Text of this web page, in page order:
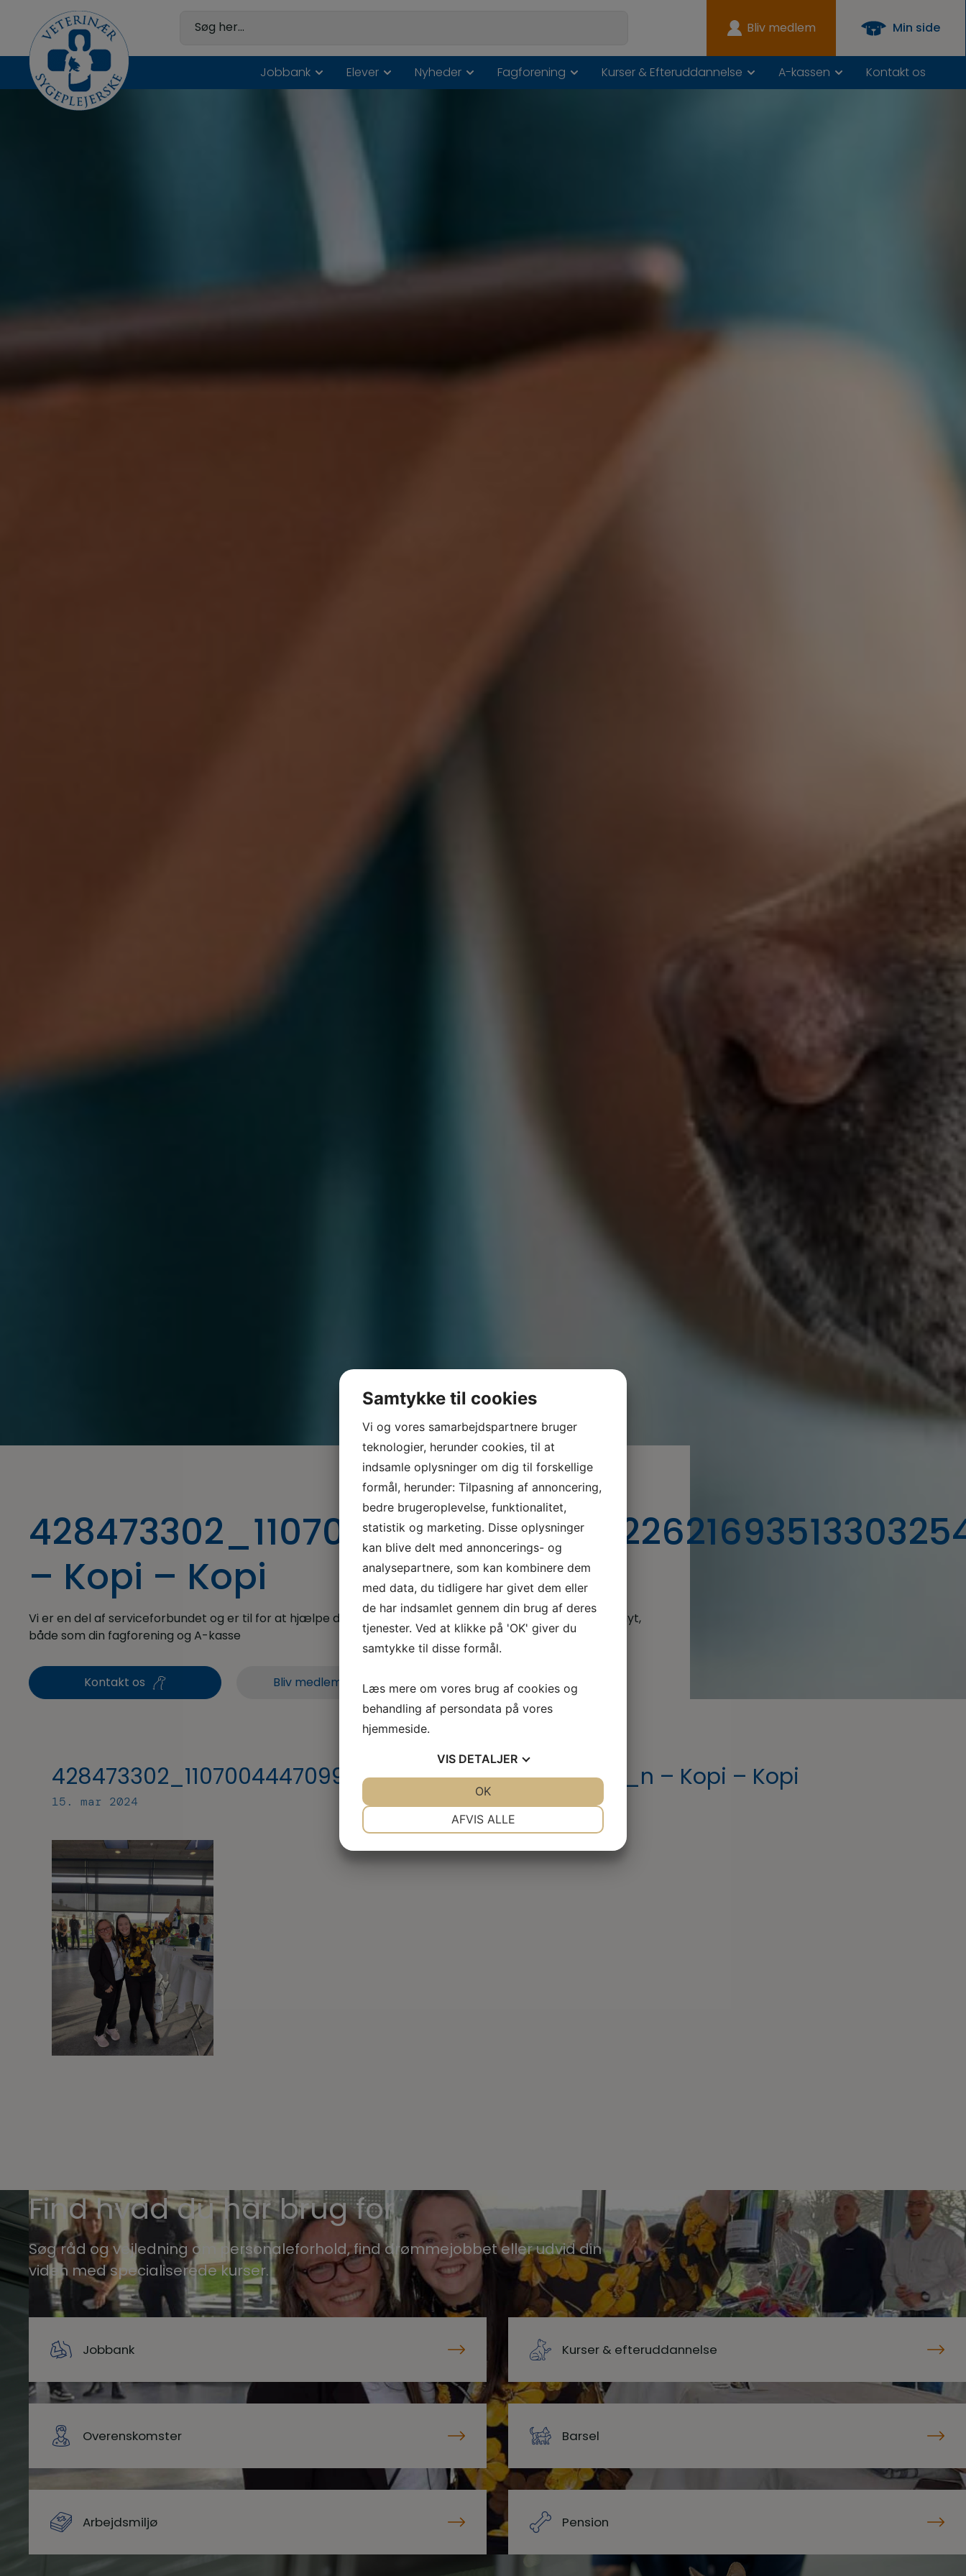
indholdet
Søg her... Bliv medlem Min side
Jobbank Elever Nyheder Fagforening Kurser & Efteruddannelse A-kassen Kontakt os
– Kopi – Kopi
Vi er en del af serviceforbundet og er til for at hjælpe dig når du er i tvivl, skal skal godt videre eller søger nyt,
både som din fagforening og A-kasse
Kontakt os Bliv medlem i dag
428473302_1107004447099523_226216935133032542_n – Kopi – Kopi
15. mar 2024
Find hvad du har brug for
Søg råd og vejledning om personaleforhold, find drømmejobbet eller udvid din
viden med specialiserede kurser.
Jobbank Kurser & efteruddannelse
Overenskomster Barsel
Arbejdsmiljø Pension
Samtykke til cookies
Vi og vores samarbejdspartnere bruger
teknologier, herunder cookies, til at
indsamle oplysninger om dig til forskellige
formål, herunder: Tilpasning af annoncering,
bedre brugeroplevelse, funktionalitet,
statistik og marketing. Disse oplysninger
kan blive delt med annoncerings- og
analysepartnere, som kan kombinere dem
med data, du tidligere har givet dem eller
de har indsamlet gennem din brug af deres
tjenester. Ved at klikke på 'OK' giver du
samtykke til disse formål.
Læs mere om vores brug af cookies og
behandling af persondata på vores
hjemmeside.
VIS DETALJER
AFVIS ALLE
OK